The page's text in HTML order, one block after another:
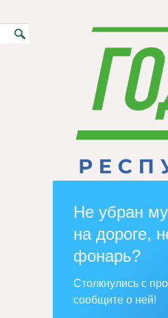
Не убран
на дороге,
фонарь?
Столкнулись с
сообщите о ней!